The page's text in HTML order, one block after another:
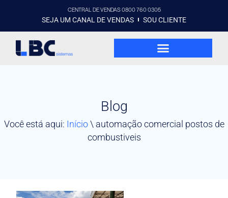
CENTRAL DE VENDAS 0800 760 0305
SEJA UM CANAL DE VENDAS SOU CLIENTE
Blog
Você está aqui: Início\ automação comercial postos de
combustiveis